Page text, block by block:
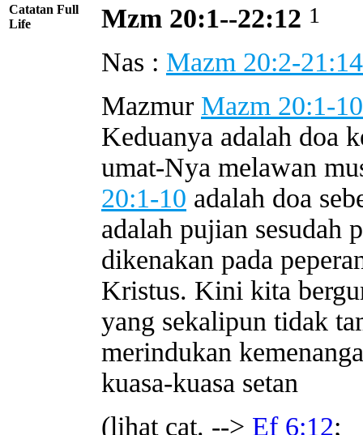
Catatan Full
Life
Mzm 20:1--22:12 1
Nas : Mazm 20:2-21:14
Mazmur Mazm 20:1-10
Keduanya adalah doa
umat-Nya melawan
20:1-10 adalah doa
adalah pujian sesudah
dikenakan pada
Kristus. Kini kita
yang sekalipun tidak
merindukan
kuasa-kuasa setan
(lihat cat. --> Ef 6:12;